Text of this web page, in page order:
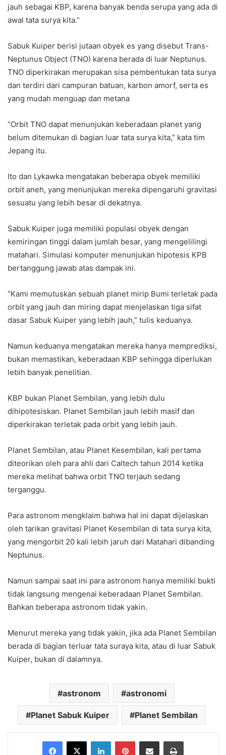
jauh sebagai KBP, karena banyak benda serupa yang ada di
awal tata surya kita.”
Sabuk Kuiper berisi jutaan obyek es yang disebut Trans-
Neptunus Object (TNO) karena berada di luar Neptunus.
TNO diperkirakan merupakan sisa pembentukan tata surya
dan terdiri dari campuran batuan, karbon amorf, serta es
yang mudah menguap dan metana
“Orbit TNO dapat menunjukan keberadaan planet yang
belum ditemukan di bagian luar tata surya kita,” kata tim
Jepang itu.
Ito dan Lykawka mengatakan beberapa obyek memiliki
orbit aneh, yang menunjukan mereka dipengaruhi gravitasi
sesuatu yang lebih besar di dekatnya.
Sabuk Kuiper juga memiliki populasi obyek dengan
kemiringan tinggi dalam jumlah besar, yang mengelilingi
matahari. Simulasi komputer menunjukan hipotesis KPB
bertanggung jawab atas dampak ini.
“Kami memutuskan sebuah planet mirip Bumi terletak pada
orbit yang jauh dan miring dapat menjelaskan tiga sifat
dasar Sabuk Kuiper yang lebih jauh,” tulis keduanya.
Namun keduanya mengatakan mereka hanya memprediksi,
bukan memastikan, keberadaan KBP sehingga diperlukan
lebih banyak penelitian.
KBP bukan Planet Sembilan, yang lebih dulu
dihipotesiskan. Planet Sembilan jauh lebih masif dan
diperkirakan terletak pada orbit yang lebih jauh.
Planet Sembilan, atau Planet Kesembilan, kali pertama
diteorikan oleh para ahli dari Caltech tahun 2014 ketika
mereka melihat bahwa orbit TNO terjauh sedang
terganggu.
Para astronom mengklaim bahwa hal ini dapat dijelaskan
oleh tarikan gravitasi Planet Kesembilan di tata surya kita,
yang mengorbit 20 kali lebih jaruh dari Matahari dibanding
Neptunus.
Namun sampai saat ini para astronom hanya memiliki bukti
tidak langsung mengenai keberadaan Planet Sembilan.
Bahkan beberapa astronom tidak yakin.
Menurut mereka yang tidak yakin, jika ada Planet Sembilan
berada di bagian terluar tata suraya kita, atau di luar Sabuk
Kuiper, bukan di dalamnya.
astronom astronomi
Planet Sabuk Kuiper Planet Sembilan
Facebook
X LinkedInPinterestShare via Email Print